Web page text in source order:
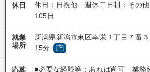
休日
休日：日祝他 週休二日制：その
105日
就業
場所
新潟県新潟市東区幸栄１丁目７番
15分
応募
■必要な経験等：あれば尚可 業務